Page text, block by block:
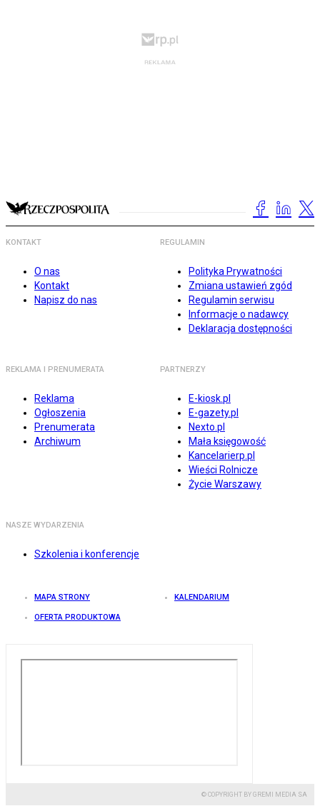
KONTAKT
O nas
Kontakt
Napisz do nas
REGULAMIN
Polityka Prywatności
Zmiana ustawień zgód
Regulamin serwisu
Informacje o nadawcy
Deklaracja dostępności
REKLAMA I PRENUMERATA
Reklama
Ogłoszenia
Prenumerata
Archiwum
PARTNERZY
E-kiosk.pl
E-gazety.pl
Nexto.pl
Mała księgowość
Kancelarierp.pl
Wieści Rolnicze
Życie Warszawy
NASZE WYDARZENIA
Szkolenia i konferencje
MAPA STRONY KALENDARIUM
OFERTA PRODUKTOWA
© COPYRIGHT BY GREMI MEDIA SA